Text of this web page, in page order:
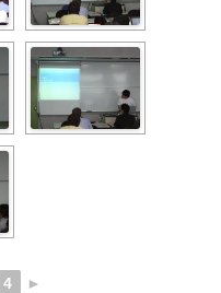
4 ►